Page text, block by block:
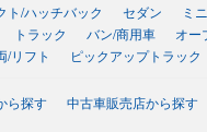
ト/ハッチバック
セダン ミ
トラック バン/商用車 オー
/リフト
ピックアップトラック
ら探す 中古車販売店から探す